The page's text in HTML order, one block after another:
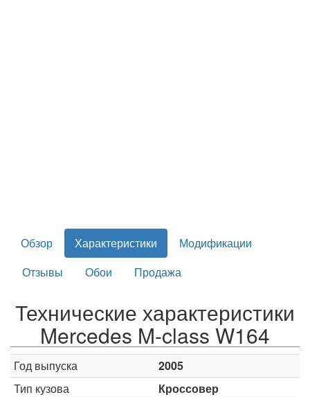
Обзор Характеристики
Модификации
Отзывы
Обои Продажа
Технические характеристики
Mercedes M-class W164
Год выпуска
2005
Тип кузова
Кроссовер